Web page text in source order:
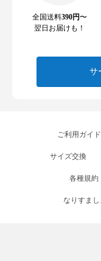
全国送料390円〜
翌日お届けも！
サ
ご利用ガイド
サイズ交換
各種規約
なりすま